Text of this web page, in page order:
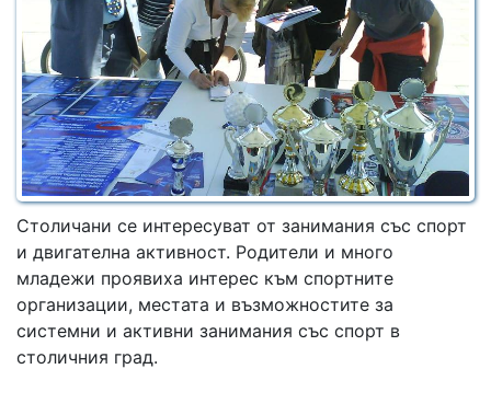
Столичани се интересуват от занимания със спорт
и двигателна активност. Родители и много
младежи проявиха интерес към спортните
организации, местата и възможностите за
системни и активни занимания със спорт в
столичния град.